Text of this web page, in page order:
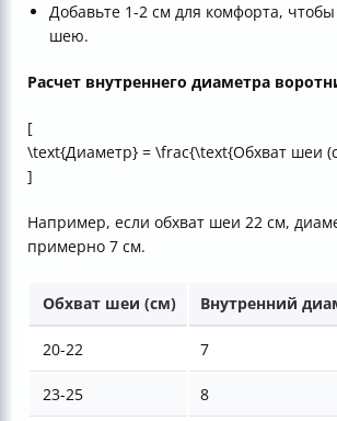
Добавьте 1-2 см для комфорта,
шею.
Расчет внутреннего диаметра
[
\text{Диаметр} = \frac{\text{Обхват шеи
]
Например, если обхват шеи 22 см,
примерно 7 см.
Обхват шеи (см) Внутренний
20-22 7
23-25 8